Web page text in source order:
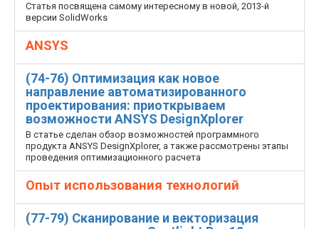
Статья посвящена самому интересному в новой, 2013-й
версии SolidWorks
ANSYS
(74-76) Оптимизация как новое
направление автоматизированного
проектирования: приоткрываем
возможности ANSYS DesignXplorer
В статье сделан обзор возможностей программного
продукта ANSYS DesignXplorer, а также рассмотрены этапы
проведения оптимизационного расчета
Опыт использования технологий
(77-79) Сканирование и векторизация